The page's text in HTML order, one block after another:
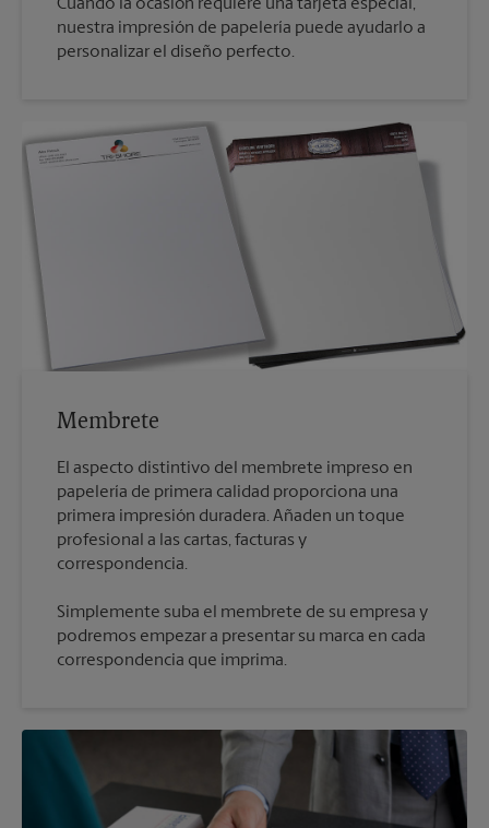
Cuando la ocasión requiere una tarjeta especial,
nuestra impresión de papelería puede ayudarlo a
personalizar el diseño perfecto.
Membrete
El aspecto distintivo del membrete impreso en
papelería de primera calidad proporciona una
primera impresión duradera. Añaden un toque
profesional a las cartas, facturas y
Simplemente suba el membrete de su empresa y
podremos empezar a presentar su marca en cada
correspondencia que imprima.